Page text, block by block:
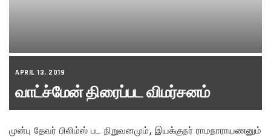
APRIL 13, 2019
வாட்ச்மேன் திரைப்பட விமர்சனம்
முன்பு தேவர் பிலிம்ஸ் பட நிறுவனமும், இயக்குநர் ராமநாராயணனும்